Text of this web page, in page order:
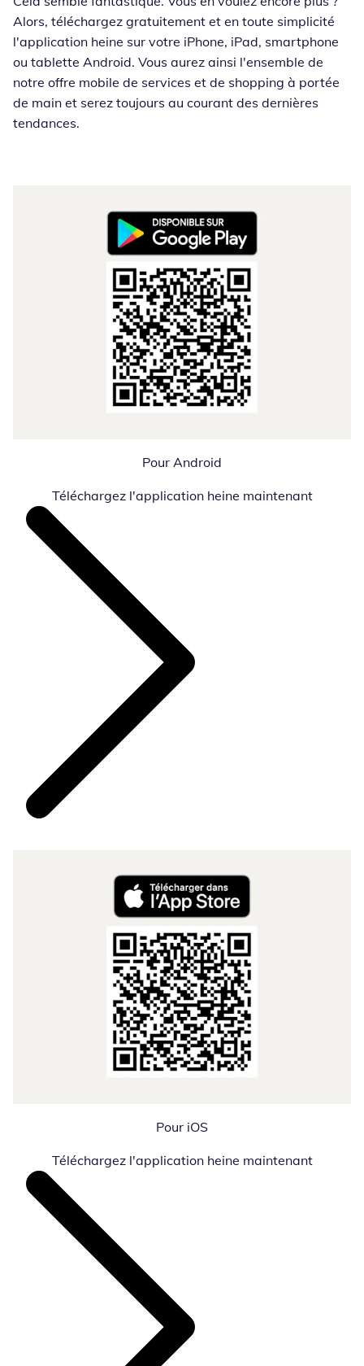
Alors, téléchargez gratuitement et en toute simplicité
l'application heine sur votre iPhone, iPad, smartphone
ou tablette Android. Vous aurez ainsi l'ensemble de
notre offre mobile de services et de shopping à portée
de main et serez toujours au courant des dernières
tendances.
Pour Android
Téléchargez l'application heine maintenant
Pour iOS
Téléchargez l'application heine maintenant